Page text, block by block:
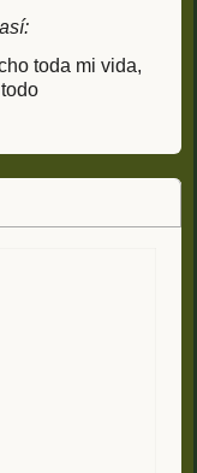
toda mi vida,